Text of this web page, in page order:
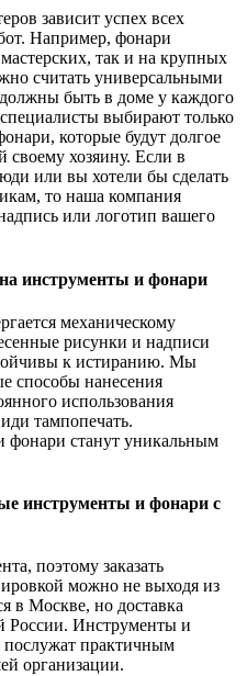
зависит успех всех
Например, фонари
так и на крупных
считать универсальными
быть в доме у каждого
выбирают только
которые будут долгое
своему хозяину. Если в
или вы хотели бы сделать
то наша компания
или логотип вашего
инструменты и фонари
механическому
рисунки и надписи
к истиранию. Мы
способы нанесения
использования
тампопечать.
фонари станут уникальным
инструменты и фонари с
поэтому заказать
можно не выходя из
в Москве, но доставка
России. Инструменты и
практичным
организации.